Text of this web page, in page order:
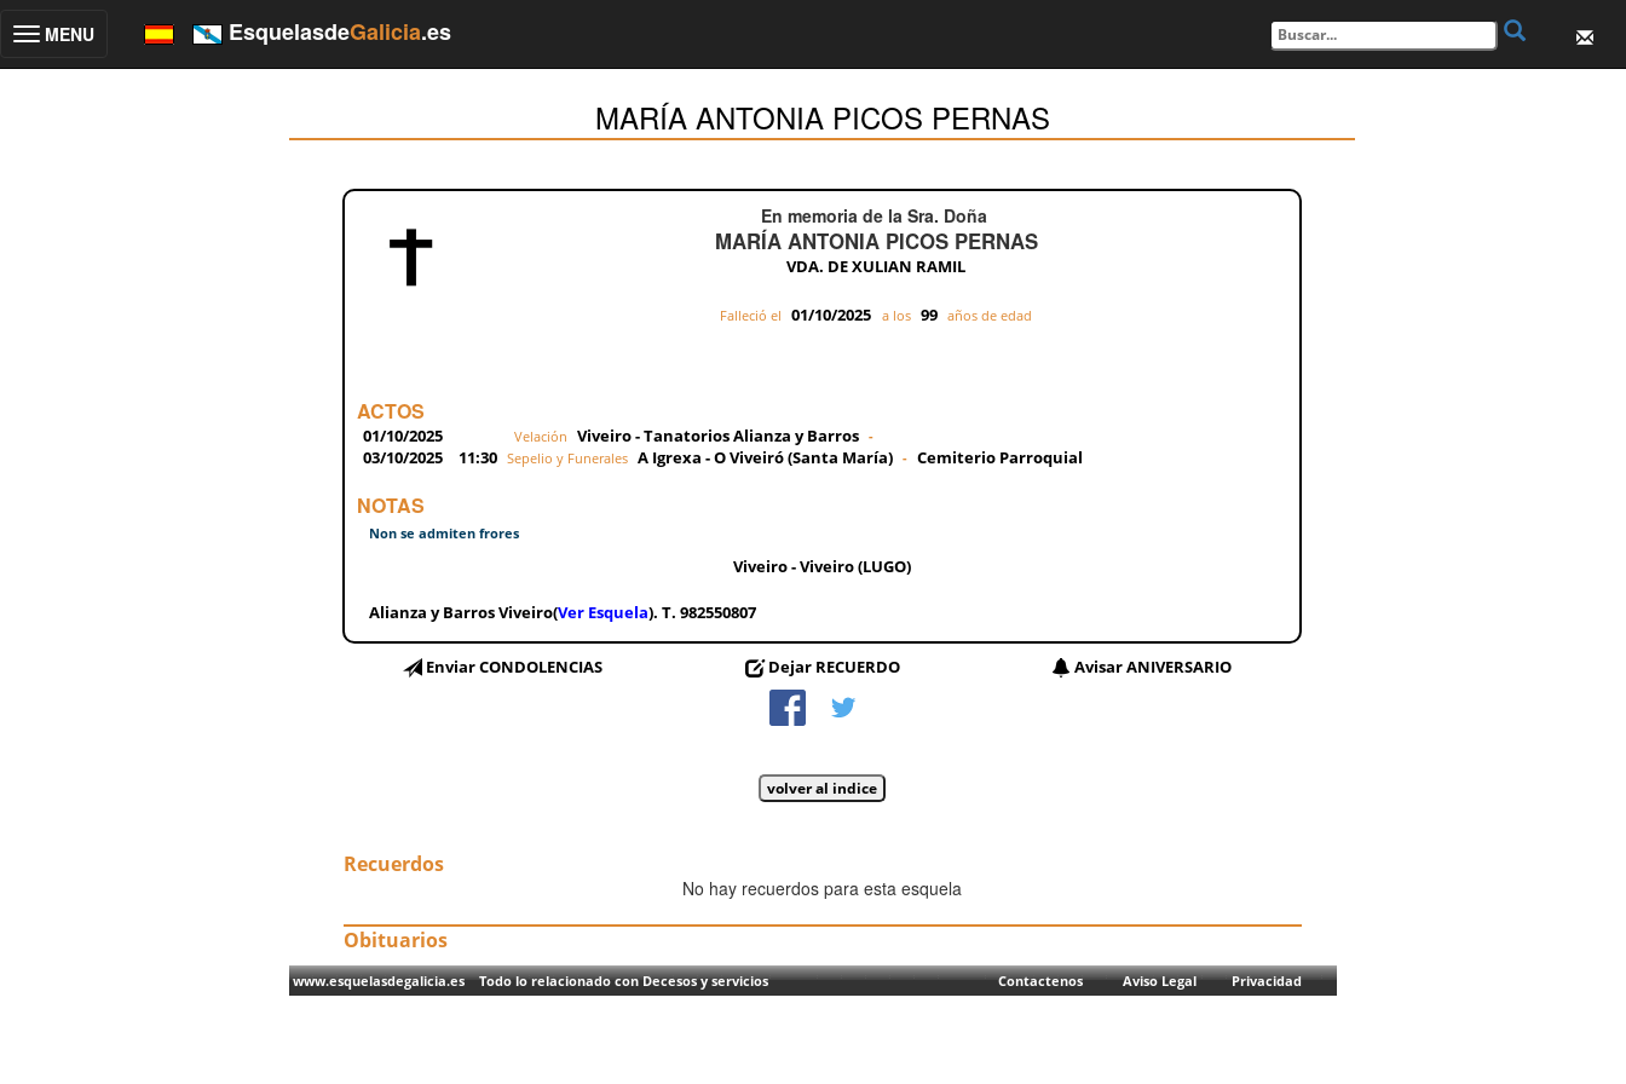
Toggle
MENU EsquelasdeGalicia.es
MARÍA ANTONIA PICOS PERNAS
En memoria de la Sra. Doña
MARÍA ANTONIA PICOS PERNAS
VDA. DE XULIAN RAMIL
Falleció el 01/10/2025 a los 99 años de edad
ACTOS
01/10/2025 Velación Viveiro - Tanatorios Alianza y Barros -
03/10/2025 11:30 Sepelio y Funerales A Igrexa - O Viveiró (Santa María) - Cemiterio Parroquial
NOTAS
Non se admiten frores
Viveiro - Viveiro (LUGO)
Alianza y Barros Viveiro(Ver Esquela). T. 982550807
Enviar CONDOLENCIAS Dejar RECUERDO Avisar ANIVERSARIO
Recuerdos
No hay recuerdos para esta esquela
Obituarios
www.esquelasdegalicia.es Todo lo relacionado con Decesos y servicios Contactenos Aviso Legal Privacidad